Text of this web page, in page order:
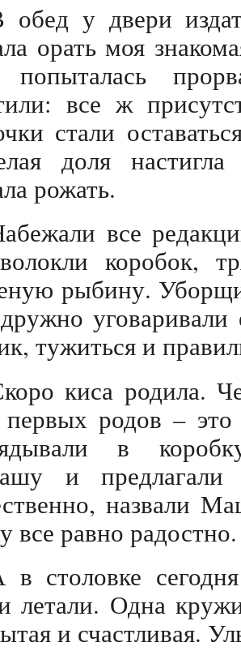
обед у двери
орать моя
попыталась
все ж
стали
доля
рожать.
все
коробок,
рыбину.
тужиться и
киса родила.
родов –
в
и
назвали
все равно радостно.
в столовке
летали. Одна
и счастливая.